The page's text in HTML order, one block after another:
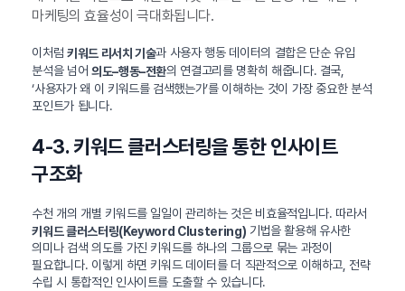
마케팅의 효율성이 극대화됩니다.
이처럼 키워드 리서치 기술과 사용자 행동 데이터의 결합은 단순 유입
분석을 넘어 의도–행동–전환의 연결고리를 명확히 해줍니다. 결국,
‘사용자가 왜 이 키워드를 검색했는가’를 이해하는 것이 가장 중요한 분석
포인트가 됩니다.
4-3. 키워드 클러스터링을 통한 인사이트
구조화
수천 개의 개별 키워드를 일일이 관리하는 것은 비효율적입니다. 따라서
키워드 클러스터링(Keyword Clustering) 기법을 활용해 유사한
의미나 검색 의도를 가진 키워드를 하나의 그룹으로 묶는 과정이
필요합니다. 이렇게 하면 키워드 데이터를 더 직관적으로 이해하고, 전략
수립 시 통합적인 인사이트를 도출할 수 있습니다.